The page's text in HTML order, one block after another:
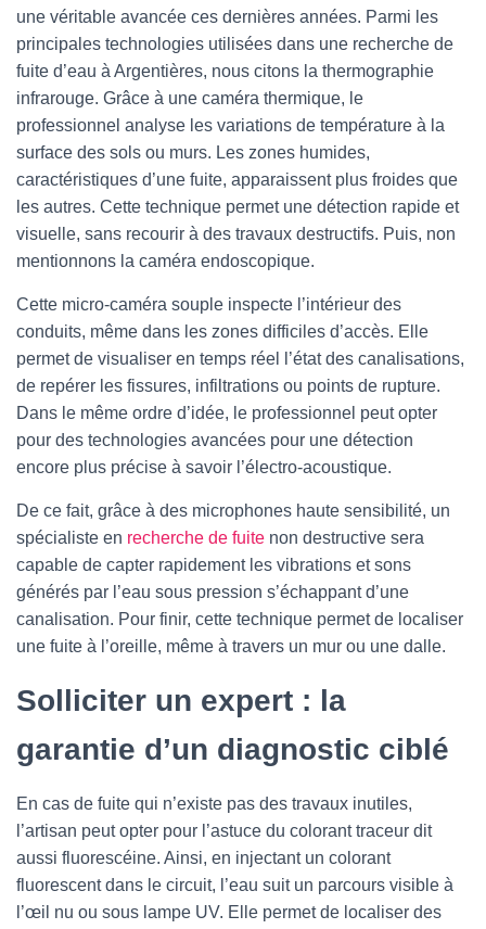
une véritable avancée ces dernières années. Parmi les
principales technologies utilisées dans une recherche de
fuite d’eau à Argentières, nous citons la thermographie
infrarouge. Grâce à une caméra thermique, le
professionnel analyse les variations de température à la
surface des sols ou murs. Les zones humides,
caractéristiques d’une fuite, apparaissent plus froides que
les autres. Cette technique permet une détection rapide et
visuelle, sans recourir à des travaux destructifs. Puis, non
mentionnons la caméra endoscopique.
Cette micro-caméra souple inspecte l’intérieur des
conduits, même dans les zones difficiles d’accès. Elle
permet de visualiser en temps réel l’état des canalisations,
de repérer les fissures, infiltrations ou points de rupture.
Dans le même ordre d’idée, le professionnel peut opter
pour des technologies avancées pour une détection
encore plus précise à savoir l’électro-acoustique.
De ce fait, grâce à des microphones haute sensibilité, un
spécialiste en recherche de fuite non destructive sera
capable de capter rapidement les vibrations et sons
générés par l’eau sous pression s’échappant d’une
canalisation. Pour finir, cette technique permet de localiser
une fuite à l’oreille, même à travers un mur ou une dalle.
Solliciter un expert : la
garantie d’un diagnostic ciblé
En cas de fuite qui n’existe pas des travaux inutiles,
l’artisan peut opter pour l’astuce du colorant traceur dit
aussi fluorescéine. Ainsi, en injectant un colorant
fluorescent dans le circuit, l’eau suit un parcours visible à
l’œil nu ou sous lampe UV. Elle permet de localiser des